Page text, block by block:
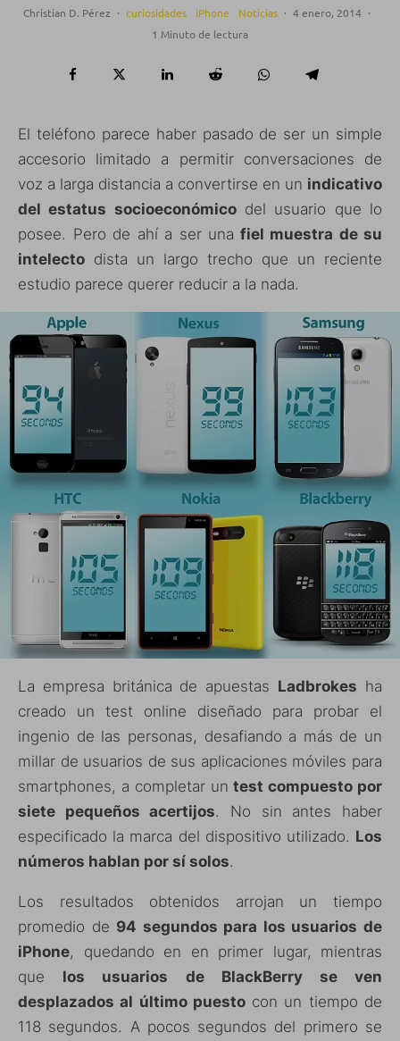
Christian D. Pérez · curiosidades iPhone Noticias · 4 enero, 2014 ·
1 Minuto de lectura
El teléfono parece haber pasado de ser un simple
accesorio limitado a permitir conversaciones de
voz a larga distancia a convertirse en un indicativo
del estatus socioeconómicodel usuario que lo
posee. Pero de ahí a ser una fiel muestra de su
intelecto dista un largo trecho que un reciente
estudio parece querer reducir a la nada.
La empresa británica de apuestas Ladbrokes ha
creado un test online diseñado para probar el
ingenio de las personas, desafiando a más de un
millar de usuarios de sus aplicaciones móviles para
smartphones, a completar untest compuesto por
siete pequeños acertijos. No sin antes haber
especificado la marca del dispositivo utilizado. Los
números hablan por sí solos.
Los resultados obtenidos arrojan un tiempo
promedio de 94 segundos para los usuarios de
iPhone, quedando en en primer lugar, mientras
que los usuarios de BlackBerry se ven
desplazados al último puestocon un tiempo de
118 segundos. A pocos segundos del primero se